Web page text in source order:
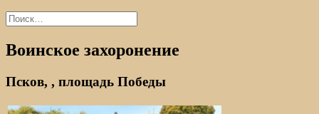
Найти:
Воинское захоронение
Псков, , площадь Победы